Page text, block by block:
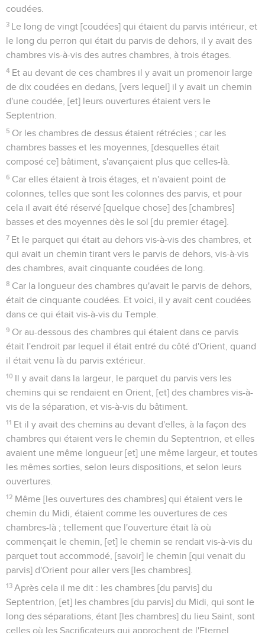
coudées.
3 Le long de vingt [coudées] qui étaient du parvis intérieur, et
le long du perron qui était du parvis de dehors, il y avait des
chambres vis-à-vis des autres chambres, à trois étages.
4 Et au devant de ces chambres il y avait un promenoir large
de dix coudées en dedans, [vers lequel] il y avait un chemin
d'une coudée, [et] leurs ouvertures étaient vers le
Septentrion.
5 Or les chambres de dessus étaient rétrécies ; car les
chambres basses et les moyennes, [desquelles était
composé ce] bâtiment, s'avançaient plus que celles-là.
6 Car elles étaient à trois étages, et n'avaient point de
colonnes, telles que sont les colonnes des parvis, et pour
cela il avait été réservé [quelque chose] des [chambres]
basses et des moyennes dès le sol [du premier étage].
7 Et le parquet qui était au dehors vis-à-vis des chambres, et
qui avait un chemin tirant vers le parvis de dehors, vis-à-vis
des chambres, avait cinquante coudées de long.
8 Car la longueur des chambres qu'avait le parvis de dehors,
était de cinquante coudées. Et voici, il y avait cent coudées
dans ce qui était vis-à-vis du Temple.
9 Or au-dessous des chambres qui étaient dans ce parvis
était l'endroit par lequel il était entré du côté d'Orient, quand
il était venu là du parvis extérieur.
10 Il y avait dans la largeur, le parquet du parvis vers les
chemins qui se rendaient en Orient, [et] des chambres vis-à-
vis de la séparation, et vis-à-vis du bâtiment.
11 Et il y avait des chemins au devant d'elles, à la façon des
chambres qui étaient vers le chemin du Septentrion, et elles
avaient une même longueur [et] une même largeur, et toutes
les mêmes sorties, selon leurs dispositions, et selon leurs
ouvertures.
12 Même [les ouvertures des chambres] qui étaient vers le
chemin du Midi, étaient comme les ouvertures de ces
chambres-là ; tellement que l'ouverture était là où
commençait le chemin, [et] le chemin se rendait vis-à-vis du
parquet tout accommodé, [savoir] le chemin [qui venait du
parvis] d'Orient pour aller vers [les chambres].
13 Après cela il me dit : les chambres [du parvis] du
Septentrion, [et] les chambres [du parvis] du Midi, qui sont le
long des séparations, étant [les chambres] du lieu Saint, sont
celles où les Sacrificateurs qui approchent de l'Eternel,